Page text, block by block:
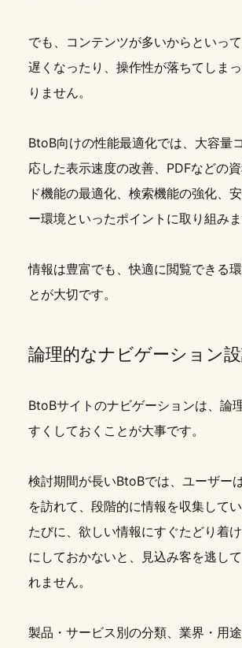
でも、コンテンツが多いからといっ
遅くなったり、操作性が落ちてしま
りません。
BtoB向けの性能最適化では、大容量
応した表示速度の改善、PDFなどの
ド機能の最適化、検索機能の強化、
ー環境といったポイントに取り組みま
情報は豊富でも、快適に閲覧できる
とが大切です。
論理的なナビゲーション
BtoBサイトのナビゲーションは、論
すくしておくことが大事です。
検討期間が長いBtoBでは、ユーザー
を訪れて、段階的に情報を収集して
たびに、欲しい情報にすぐたどり着
にしておかないと、見込み客を逃し
れません。
製品・サービス別の分類、業界・用